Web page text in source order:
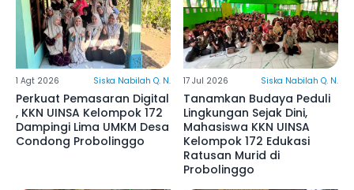
1 Agt 2026 Siska Nabilah Q. N.
Perkuat Pemasaran Digital
, KKN UINSA Kelompok 172
Dampingi Lima UMKM Desa
Condong Probolinggo
17 Jul 2026 Siska Nabilah Q. N.
Tanamkan Budaya Peduli
Lingkungan Sejak Dini,
Mahasiswa KKN UINSA
Kelompok 172 Edukasi
Ratusan Murid di
Probolinggo